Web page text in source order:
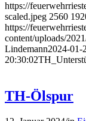
https://
scaled.jpeg 2560
https://
content/uploads/
Lindemann2024-01-
20:30:02
TH-Ölspur